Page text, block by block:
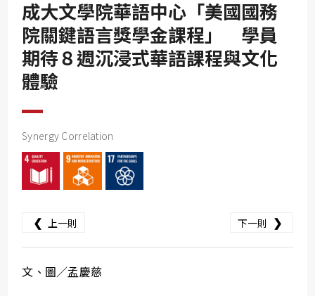
SDG9
SDG10
SDG11
成大文學院華語中心「美國國務
院關鍵語言獎學金課程」 學員
期待８週沉浸式華語課程與文化
體驗
Synergy Correlation
❮ 上一則 下一則 ❯
文、圖／孟慶慈